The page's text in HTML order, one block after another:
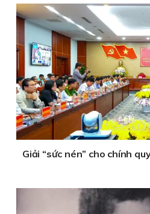
Giải “sức nén” cho chính